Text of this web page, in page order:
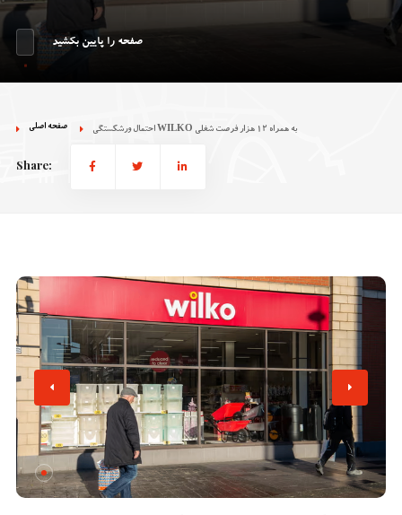
صفحه را پایین بکشید
صفحه اصلی احتمال ورشکستگی WILKO به همراه ۱۲ هزار فرصت شغلی
Share: